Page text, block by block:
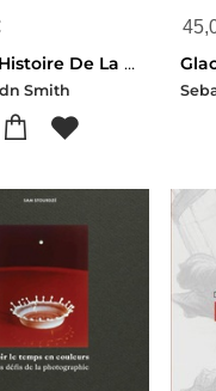
Petite Histoire De La Photo : Chefs-d'oeuvre, Genres, Techniques
Smith